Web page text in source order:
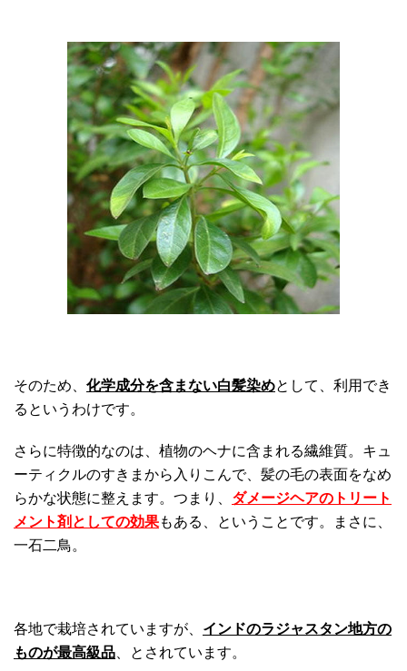
そのため、 化学成分を含まない白髪染めとして、利用でき
るというわけです。
さらに特徴的なのは、植物のヘナに含まれる繊維質。キュ
ーティクルのすきまから入りこんで、髪の毛の表面をなめ
らかな状態に整えます。つまり、 ダメージヘアのトリート
メント剤としての効果もある、ということです。まさに、
一石二鳥。
各地で栽培されていますが、 インドのラジャスタン地方の
ものが最高級品 、とされています。